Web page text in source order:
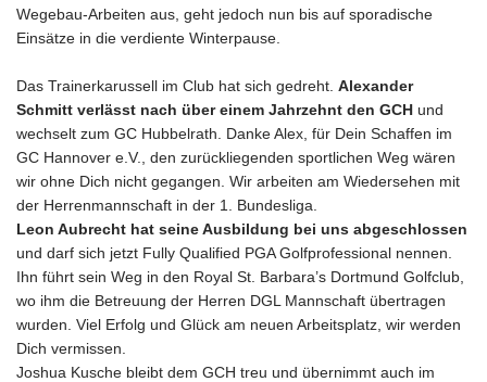
Wegebau-Arbeiten aus, geht jedoch nun bis auf sporadische
Einsätze in die verdiente Winterpause.
Das Trainerkarussell im Club hat sich gedreht. Alexander
Schmitt verlässt nach über einem Jahrzehnt den GCH und
wechselt zum GC Hubbelrath. Danke Alex, für Dein Schaffen im
GC Hannover e.V., den zurückliegenden sportlichen Weg wären
wir ohne Dich nicht gegangen. Wir arbeiten am Wiedersehen mit
der Herrenmannschaft in der 1. Bundesliga.
Leon Aubrecht hat seine Ausbildung bei uns abgeschlossen
und darf sich jetzt Fully Qualified PGA Golfprofessional nennen.
Ihn führt sein Weg in den Royal St. Barbara’s Dortmund Golfclub,
wo ihm die Betreuung der Herren DGL Mannschaft übertragen
wurden. Viel Erfolg und Glück am neuen Arbeitsplatz, wir werden
Dich vermissen.
Joshua Kusche bleibt dem GCH treu und übernimmt auch im